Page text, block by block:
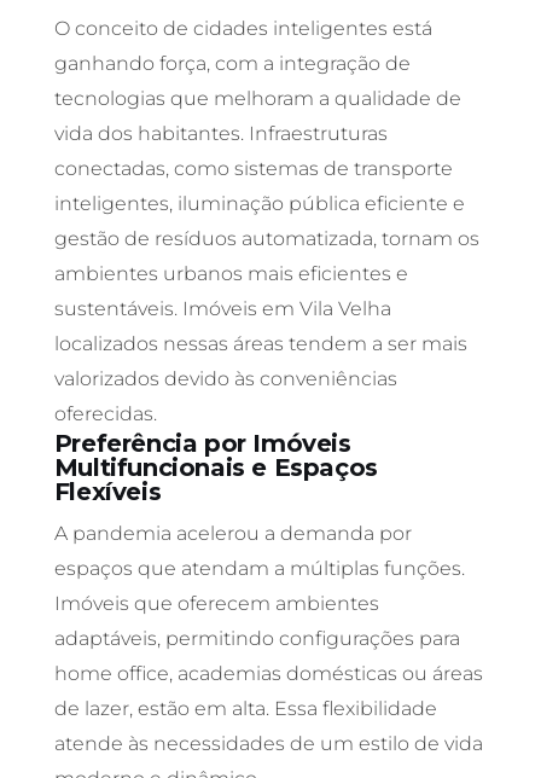
O conceito de cidades inteligentes está
ganhando força, com a integração de
tecnologias que melhoram a qualidade de
vida dos habitantes. Infraestruturas
conectadas, como sistemas de transporte
inteligentes, iluminação pública eficiente e
gestão de resíduos automatizada, tornam os
ambientes urbanos mais eficientes e
sustentáveis. Imóveis em Vila Velha
localizados nessas áreas tendem a ser mais
valorizados devido às conveniências
oferecidas.
Preferência por Imóveis
Multifuncionais e Espaços
Flexíveis
A pandemia acelerou a demanda por
espaços que atendam a múltiplas funções.
Imóveis que oferecem ambientes
adaptáveis, permitindo configurações para
home office, academias domésticas ou áreas
de lazer, estão em alta. Essa flexibilidade
atende às necessidades de um estilo de vida